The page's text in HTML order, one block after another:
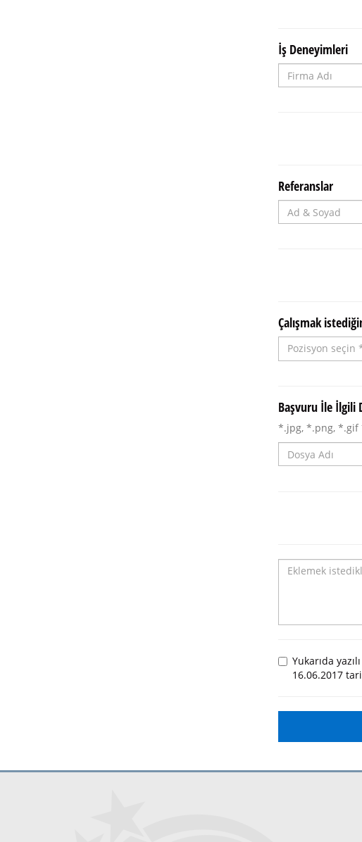
İş Deneyimleri
Referanslar
Çalışmak
Başvuru İle İlgili
*.jpg, *.png, *.gif
Yukarıda
16.06.2017